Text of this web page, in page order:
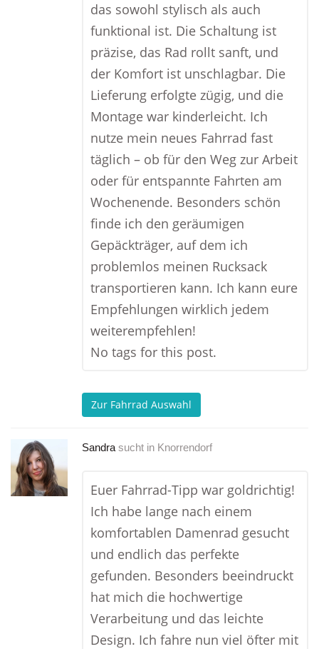
das sowohl stylisch als auch
funktional ist. Die Schaltung ist
präzise, das Rad rollt sanft, und
der Komfort ist unschlagbar. Die
Lieferung erfolgte zügig, und die
Montage war kinderleicht. Ich
nutze mein neues Fahrrad fast
täglich – ob für den Weg zur Arbeit
oder für entspannte Fahrten am
Wochenende. Besonders schön
finde ich den geräumigen
Gepäckträger, auf dem ich
problemlos meinen Rucksack
transportieren kann. Ich kann eure
Empfehlungen wirklich jedem
weiterempfehlen!
No tags for this post.
Zur Fahrrad Auswahl
Sandra sucht in Knorrendorf
Euer Fahrrad-Tipp war goldrichtig!
Ich habe lange nach einem
komfortablen Damenrad gesucht
und endlich das perfekte
gefunden. Besonders beeindruckt
hat mich die hochwertige
Verarbeitung und das leichte
Design. Ich fahre nun viel öfter mit